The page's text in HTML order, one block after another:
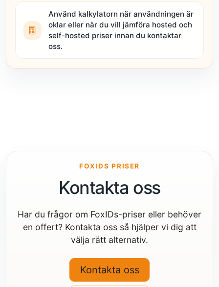
Använd kalkylatorn när användningen är
oklar eller när du vill jämföra hosted och
self-hosted priser innan du kontaktar
oss.
FOXIDS PRISER
Kontakta oss
Har du frågor om FoxIDs-priser eller behöver
en offert? Kontakta oss så hjälper vi dig att
välja rätt alternativ.
Kontakta oss